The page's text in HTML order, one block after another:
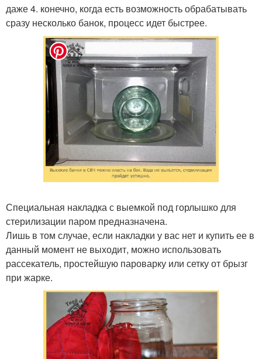
даже 4. конечно, когда есть возможность обрабатывать
сразу несколько банок, процесс идет быстрее.
Специальная накладка с выемкой под горлышко для
стерилизации паром предназначена.
Лишь в том случае, если накладки у вас нет и купить ее в
данный момент не выходит, можно использовать
рассекатель, простейшую пароварку или сетку от брызг
при жарке.